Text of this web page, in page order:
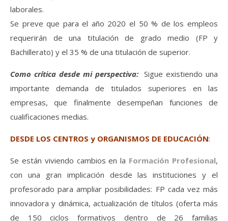
laborales.
Se preve que para el año 2020 el 50 % de los empleos
requerirán de una titulación de grado medio (FP y
Bachillerato) y el 35 % de una titulación de superior.
Como crítica desde mi perspectiva: Sigue existiendo una
importante demanda de titulados superiores en las
empresas, que finalmente desempeñan funciones de
cualificaciones medias.
DESDE LOS CENTROS y ORGANISMOS DE EDUCACIÓN:
Se están viviendo cambios en la Formación Profesional,
con una gran implicación desde las instituciones y el
profesorado para ampliar posibilidades: FP cada vez más
innovadora y dinámica, actualización de títulos (oferta más
de 150 ciclos formativos dentro de 26 familias